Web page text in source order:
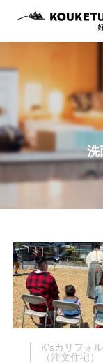
洗
K'sカリフォ
（注文住宅）